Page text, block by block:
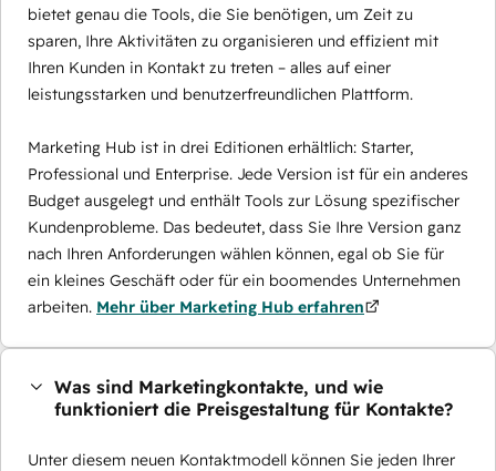
bietet genau die Tools, die Sie benötigen, um Zeit zu
sparen, Ihre Aktivitäten zu organisieren und effizient mit
Ihren Kunden in Kontakt zu treten – alles auf einer
leistungsstarken und benutzerfreundlichen Plattform.
Marketing Hub ist in drei Editionen erhältlich: Starter,
Professional und Enterprise. Jede Version ist für ein anderes
Budget ausgelegt und enthält Tools zur Lösung spezifischer
Kundenprobleme. Das bedeutet, dass Sie Ihre Version ganz
nach Ihren Anforderungen wählen können, egal ob Sie für
ein kleines Geschäft oder für ein boomendes Unternehmen
arbeiten. Mehr über Marketing Hub erfahren
Was sind Marketingkontakte, und wie
funktioniert die Preisgestaltung für Kontakte?
Unter diesem neuen Kontaktmodell können Sie jeden Ihrer